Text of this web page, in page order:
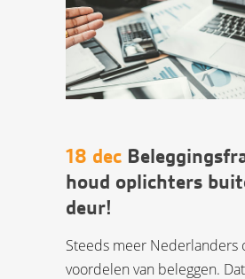
18 dec
houd oplichters
deur!
Steeds meer Nederlanders
voordelen van beleggen.